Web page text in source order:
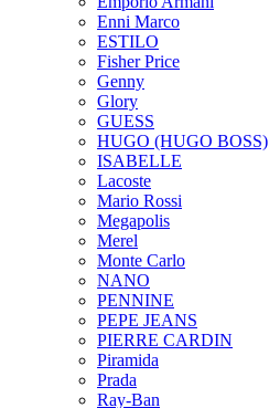
Enni Marco
ESTILO
Fisher Price
Genny
Glory
GUESS
HUGO (HUGO BOSS)
ISABELLE
Lacoste
Mario Rossi
Megapolis
Merel
Monte Carlo
NANO
PENNINE
PEPE JEANS
PIERRE CARDIN
Piramida
Prada
Ray-Ban